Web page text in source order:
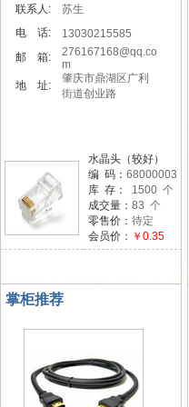
联系人:
苏生
电 话:
13030215585
邮 箱:
276167168@qq.co
m
地 址:
肇庆市鼎湖区广利
街道创业路
水晶头（较好）
编 码： 68000003
库 存： 1500 个
成交量： 83 个
零售价： 待定
会员价： ￥0.35
掌柜推荐